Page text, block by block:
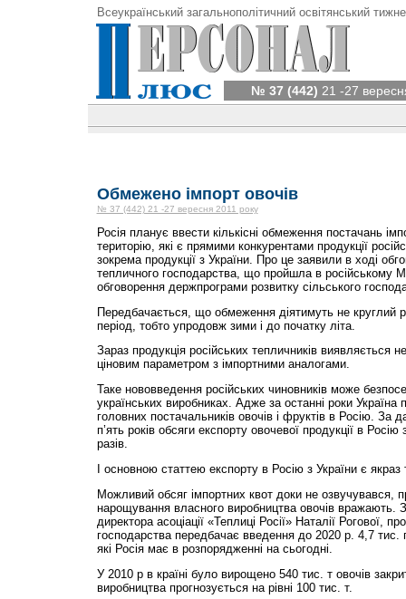
Всеукраїнський загальнополітичний освітянський
№ 37 (442) 21 -27
Обмежено імпорт овочів
№ 37 (442) 21 -27 вересня 2011 року
Росія планує ввести кількісні обмеження постачань
територію, які є прямими конкурентами продукції
зокрема продукції з України. Про це заявили в ході
тепличного господарства, що пройшла в російському
обговорення держпрограми розвитку сільського
Передбачається, що обмеження діятимуть не круглий
період, тобто упродовж зими і до початку літа.
Зараз продукція російських тепличників виявляється
ціновим параметром з імпортними аналогами.
Таке нововведення російських чиновників може
українських виробниках. Адже за останні роки Україна
головних постачальників овочів і фруктів в Росію. За
п’ять років обсяги експорту овочевої продукції в
разів.
І основною статтею експорту в Росію з України є якраз
Можливий обсяг імпортних квот доки не
нарощування власного виробництва овочів вражають.
директора асоціації «Теплиці Росії» Наталії Рогової,
господарства передбачає введення до 2020 р. 4,7 тис.
які Росія має в розпорядженні на сьогодні.
У 2010 р в країні було вирощено 540 тис. т овочів
виробництва прогнозується на рівні 100 тис. т.